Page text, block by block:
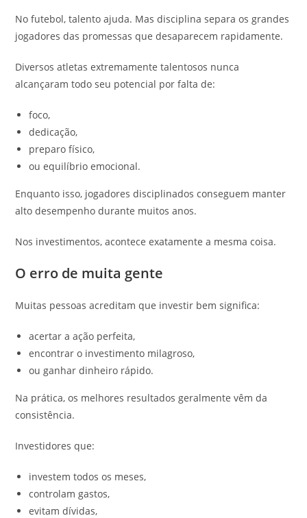
No futebol, talento ajuda. Mas disciplina separa os grandes
jogadores das promessas que desaparecem rapidamente.
Diversos atletas extremamente talentosos nunca
alcançaram todo seu potencial por falta de:
foco,
dedicação,
preparo físico,
ou equilíbrio emocional.
Enquanto isso, jogadores disciplinados conseguem manter
alto desempenho durante muitos anos.
Nos investimentos, acontece exatamente a mesma coisa.
O erro de muita gente
Muitas pessoas acreditam que investir bem significa:
acertar a ação perfeita,
encontrar o investimento milagroso,
ou ganhar dinheiro rápido.
Na prática, os melhores resultados geralmente vêm da
consistência.
Investidores que:
investem todos os meses,
controlam gastos,
evitam dívidas,